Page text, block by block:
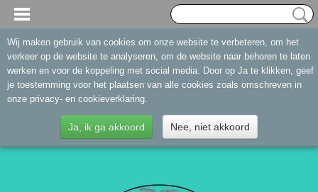
Wij maken gebruik van cookies om onze website te verbeteren, om het
verkeer op de website te analyseren, om de website naar behoren te laten
werken en voor de koppeling met social media. Door op Ja te klikken, geef
je toestemming voor het plaatsen van alle cookies zoals omschreven in
onze privacy- en cookieverklaring.
Ja, ik ga akkoord Nee, niet akkoord